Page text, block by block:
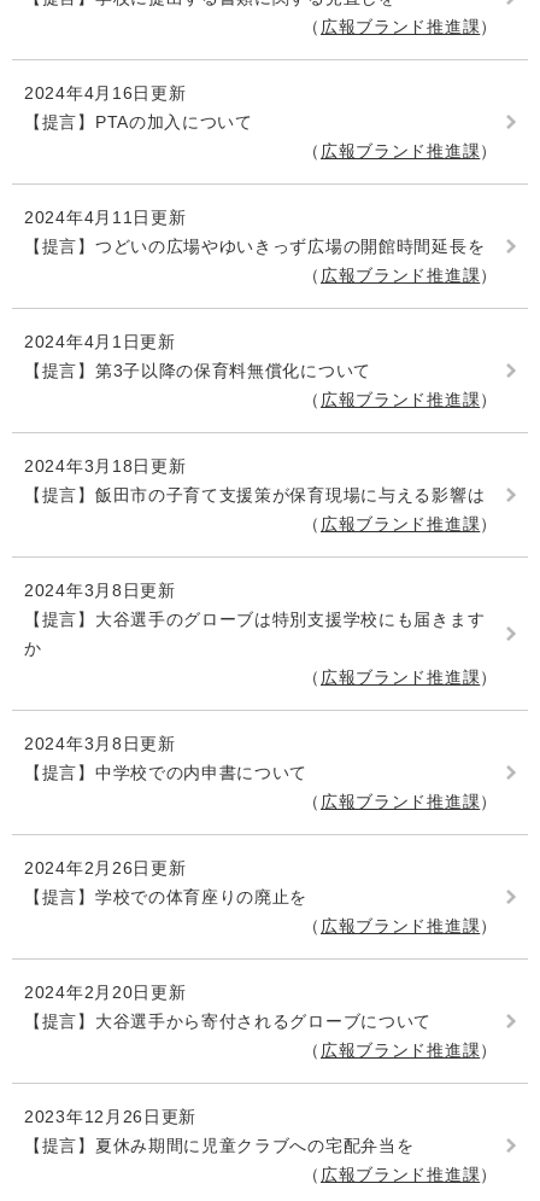
広報ブランド推進課
2024年4月16日更新
【提言】PTAの加入について
広報ブランド推進課
2024年4月11日更新
【提言】つどいの広場やゆいきっず広場の開館時間延長を
広報ブランド推進課
2024年4月1日更新
【提言】第3子以降の保育料無償化について
広報ブランド推進課
2024年3月18日更新
【提言】飯田市の子育て支援策が保育現場に与える影響は
広報ブランド推進課
2024年3月8日更新
【提言】大谷選手のグローブは特別支援学校にも届きます
か
広報ブランド推進課
2024年3月8日更新
【提言】中学校での内申書について
広報ブランド推進課
2024年2月26日更新
【提言】学校での体育座りの廃止を
広報ブランド推進課
2024年2月20日更新
【提言】大谷選手から寄付されるグローブについて
広報ブランド推進課
2023年12月26日更新
【提言】夏休み期間に児童クラブへの宅配弁当を
広報ブランド推進課